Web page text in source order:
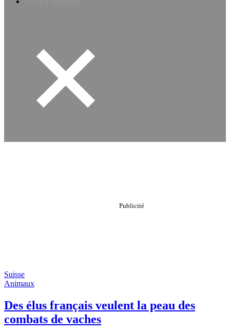
Suisse
Animaux
Des élus français veulent la peau des
combats de vaches